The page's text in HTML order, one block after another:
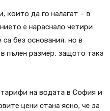
които да го налагат – в
е нараснало четири
без основания, но в
пълен размер, защото така
на водата в София и
цени стана ясно, че за